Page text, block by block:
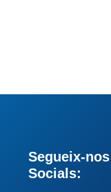
Segueix-
Socials: